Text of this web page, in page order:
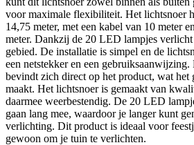
voor maximale flexibiliteit. Het lichtsnoer
14,75 meter, met een kabel van 10 meter
meter. Dankzij de 20 LED lampjes
gebied. De installatie is simpel en de
een netstekker en een gebruiksaanwijzing.
bevindt zich direct op het product, wat het
maakt. Het lichtsnoer is gemaakt van
daarmee weerbestendig. De 20 LED
gaan lang mee, waardoor je langer kunt
verlichting. Dit product is ideaal voor
gewoon om je tuin te verlichten.